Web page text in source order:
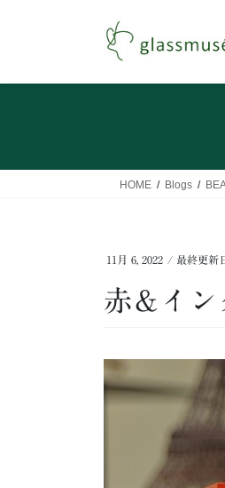
HOME Blogs
11月 6, 2022 / 最終更新
赤＆イン